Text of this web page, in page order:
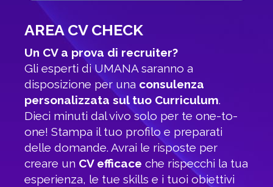
AREA CV CHECK
Un CV a prova di recruiter?
Gli esperti di UMANA saranno a
disposizione per una consulenza
personalizzata sul tuo Curriculum.
Dieci minuti dal vivo solo per te one-to-
one! Stampa il tuo profilo e preparati
delle domande. Avrai le risposte per
creare un CV efficace che rispecchi la tua
esperienza, le tue skills e i tuoi obiettivi